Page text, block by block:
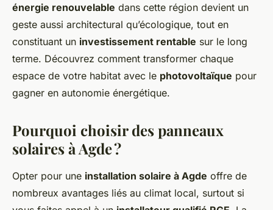
énergie renouvelable dans cette région devient un
geste aussi architectural qu’écologique, tout en
constituant un investissement rentable sur le long
terme. Découvrez comment transformer chaque
espace de votre habitat avec le photovoltaïque pour
gagner en autonomie énergétique.
Pourquoi choisir des panneaux
solaires à Agde ?
Opter pour une installation solaire à Agde offre de
nombreux avantages liés au climat local, surtout si